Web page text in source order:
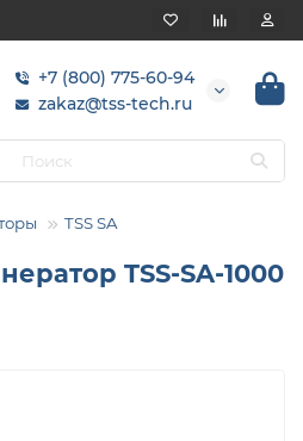
+7 (800) 775-60-94
zakaz@tss-tech.ru
TSS SA
TSS-SA-1000